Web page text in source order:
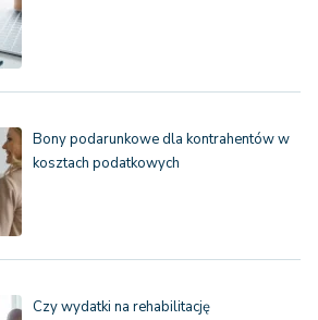
Bony podarunkowe dla kontrahentów w
kosztach podatkowych
Czy wydatki na rehabilitację